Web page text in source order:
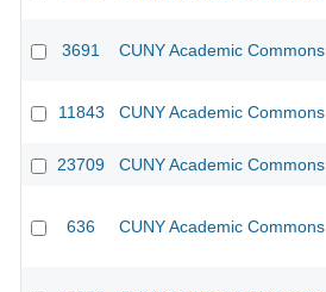
3691 CUNY Academic Commons
11843 CUNY Academic Commons
23709 CUNY Academic Commons
636 CUNY Academic Commons